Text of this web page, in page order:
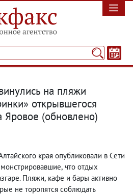
на пляжи
открывшегося
Яровое (обновлено)
края опубликовали в Сети
, что отдых
Пляжи, кафе и бары активно
не торопятся соблюдать